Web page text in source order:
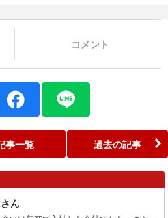
コメント
事一覧 過去の記事
ん